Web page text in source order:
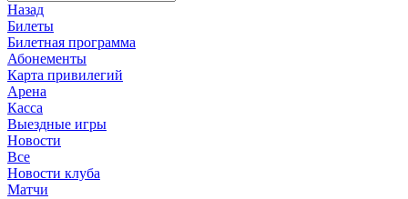
Назад
Билеты
Билетная программа
Абонементы
Карта привилегий
Арена
Касса
Выездные игры
Новости
Все
Новости клуба
Матчи